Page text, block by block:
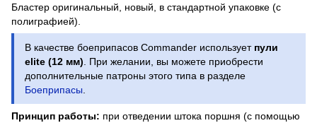
Бластер оригинальный, новый, в стандартной упаковке (с
полиграфией).
В качестве боеприпасов Commander использует пули
elite (12 мм) . При желании, вы можете приобрести
дополнительные патроны этого типа в разделе
Боеприпасы
Принцип работы: при отведении штока поршня (с помощью